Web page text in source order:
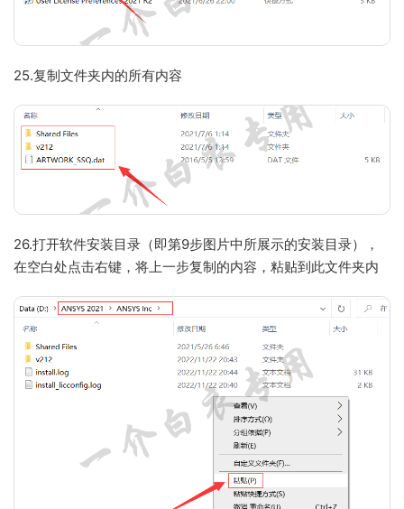
25.复制文件夹内的所有内容
26.打开软件安装目录（即第9步图片中所展示的安装目录），
在空白处点击右键，将上一步复制的内容，粘贴到此文件夹内